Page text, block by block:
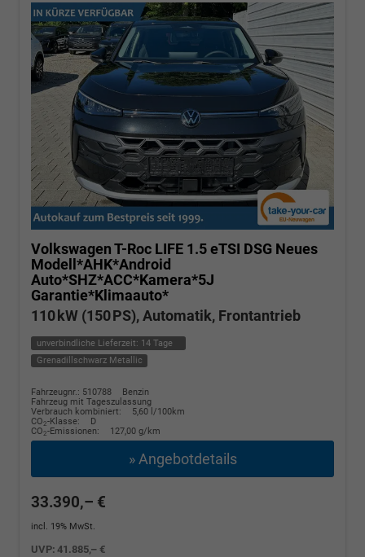
Volkswagen T-Roc LIFE 1.5 eTSI DSG Neues
Modell*AHK*Android
Auto*SHZ*ACC*Kamera*5J
Garantie*Klimaauto*
110 kW (150 PS), Automatik, Frontantrieb
unverbindliche Lieferzeit: 14 Tage
Grenadillschwarz Metallic
Fahrzeugnr.: 510788
Benzin
Fahrzeug mit Tageszulassung
Verbrauch kombiniert:
5,60 l/100km
CO2-Klasse:
D
CO2-Emissionen: 127,00 g/km
» Angebotdetails
33.390,– €
incl. 19% MwSt.
UVP:41.885,– €